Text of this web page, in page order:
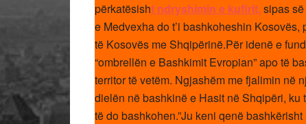
përkatësisht ndryshimin e kufirit,sipas
e Medvexha do t’i bashkoheshin
të Kosovës me Shqipërinë.Për idenë e
“ombrellën e Bashkimit Evropian” apo të
territor të vetëm. Ngjashëm me fjalimin në
dielën në bashkinë e Hasit në Shqipëri,
të do bashkohen.”Ju keni qenë